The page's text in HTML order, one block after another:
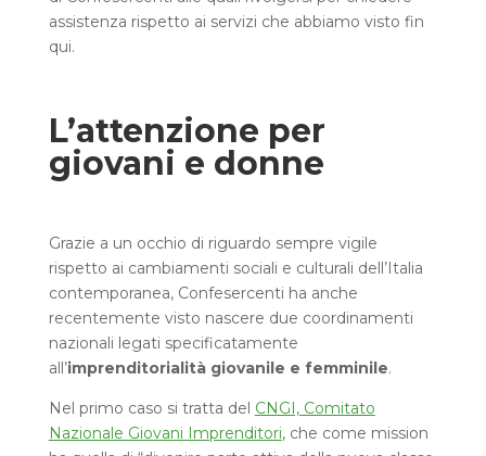
assistenza rispetto ai servizi che abbiamo visto fin
qui.
L’attenzione per
giovani e donne
Grazie a un occhio di riguardo sempre vigile
rispetto ai cambiamenti sociali e culturali dell’Italia
contemporanea, Confesercenti ha anche
recentemente visto nascere due coordinamenti
nazionali legati specificatamente
all’imprenditorialità giovanile e femminile.
Nel primo caso si tratta del CNGI, Comitato
Nazionale Giovani Imprenditori, che come mission